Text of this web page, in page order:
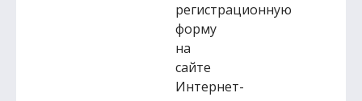
регистрационную
форму
на
сайте
Интернет-